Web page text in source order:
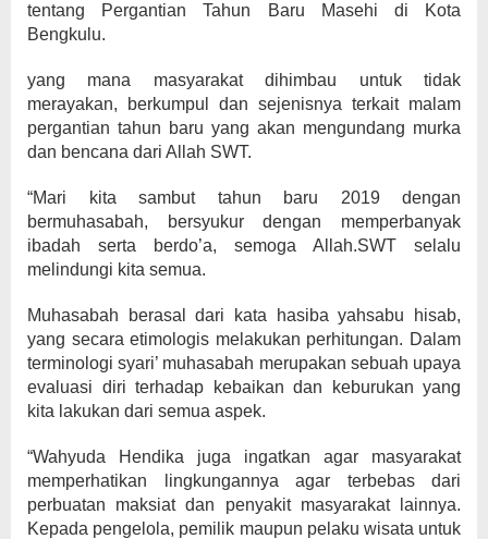
tentang Pergantian Tahun Baru Masehi di Kota
Bengkulu.
yang mana masyarakat dihimbau untuk tidak
merayakan, berkumpul dan sejenisnya terkait malam
pergantian tahun baru yang akan mengundang murka
dan bencana dari Allah SWT.
“Mari kita sambut tahun baru 2019 dengan
bermuhasabah, bersyukur dengan memperbanyak
ibadah serta berdo’a, semoga Allah.SWT selalu
melindungi kita semua.
Muhasabah berasal dari kata hasiba yahsabu hisab,
yang secara etimologis melakukan perhitungan. Dalam
terminologi syari’ muhasabah merupakan sebuah upaya
evaluasi diri terhadap kebaikan dan keburukan yang
kita lakukan dari semua aspek.
“Wahyuda Hendika juga ingatkan agar masyarakat
memperhatikan lingkungannya agar terbebas dari
perbuatan maksiat dan penyakit masyarakat lainnya.
Kepada pengelola, pemilik maupun pelaku wisata untuk